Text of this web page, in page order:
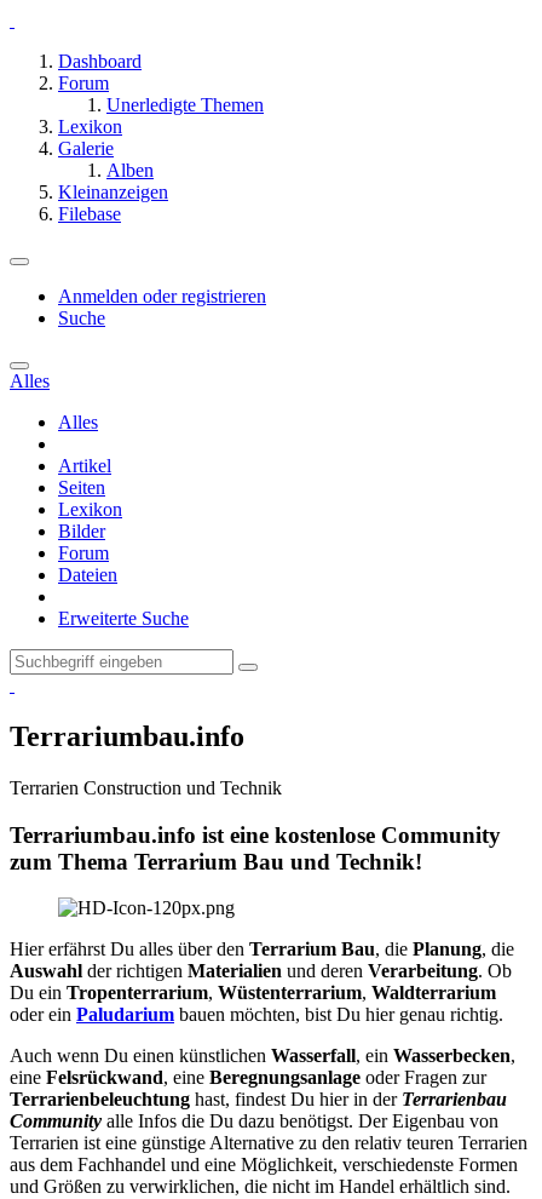
Dashboard
Forum
Unerledigte Themen
Lexikon
Galerie
Alben
Kleinanzeigen
Filebase
Anmelden oder registrieren
Suche
Alles
Alles
Artikel
Seiten
Lexikon
Bilder
Forum
Dateien
Erweiterte Suche
Terrariumbau.info
Terrarien Construction und Technik
Terrariumbau.info ist eine kostenlose Community
zum Thema Terrarium Bau und Technik!
Hier erfährst Du alles über den Terrarium Bau, die Planung, die
Auswahl der richtigen Materialien und deren Verarbeitung. Ob
Du ein Tropenterrarium, Wüstenterrarium, Waldterrarium
oder ein Paludarium bauen möchten, bist Du hier genau richtig.
Auch wenn Du einen künstlichen Wasserfall, ein Wasserbecken,
eine Felsrückwand, eine Beregnungsanlage oder Fragen zur
Terrarienbeleuchtung hast, findest Du hier in der Terrarienbau
Community alle Infos die Du dazu benötigst. Der Eigenbau von
Terrarien ist eine günstige Alternative zu den relativ teuren Terrarien
aus dem Fachhandel und eine Möglichkeit, verschiedenste Formen
und Größen zu verwirklichen, die nicht im Handel erhältlich sind.